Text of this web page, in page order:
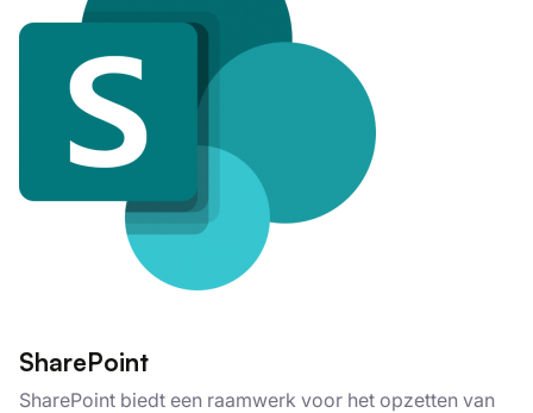
SharePoint
SharePoint biedt een raamwerk voor het opzetten van